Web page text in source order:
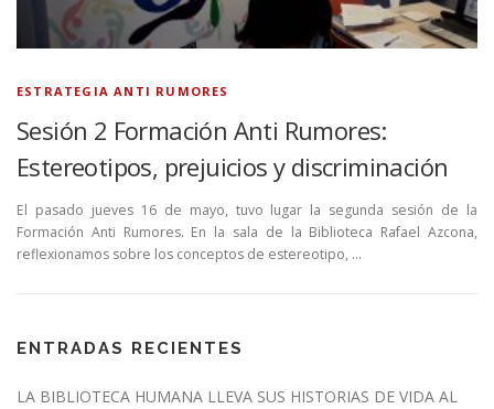
ESTRATEGIA ANTI RUMORES
Sesión 2 Formación Anti Rumores:
Estereotipos, prejuicios y discriminación
El pasado jueves 16 de mayo, tuvo lugar la segunda sesión de la
Formación Anti Rumores. En la sala de la Biblioteca Rafael Azcona,
reflexionamos sobre los conceptos de estereotipo, …
ENTRADAS RECIENTES
LA BIBLIOTECA HUMANA LLEVA SUS HISTORIAS DE VIDA AL